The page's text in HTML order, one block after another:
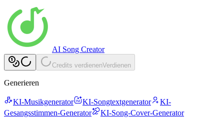
AI Song Creator
Credits verdienenVerdienen
Generieren
KI-Musikgenerator KI-Songtextgenerator
KI-
Gesangsstimmen-Generator
KI-Song-Cover-Generator